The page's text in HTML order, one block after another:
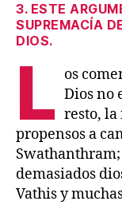
3. ESTE
SUPREMACÍA
DIOS.
L os
Dios no
resto, la
propensos a
demasiados
Vathis y